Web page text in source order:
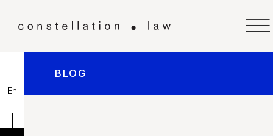
En
BLOG